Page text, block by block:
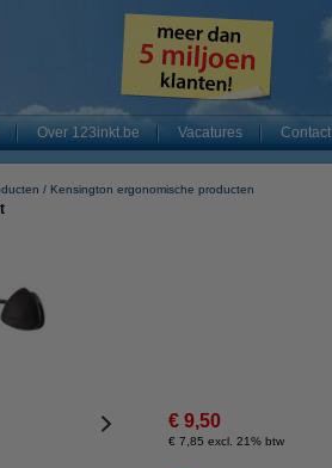
Over 123inkt.be Vacatures Contact
Kensington ergonomische producten
€ 9,50
€ 7,85 excl. 21% btw